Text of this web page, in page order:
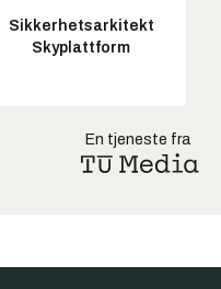
Sikkerhetsarkitekt
Skyplattform
En tjeneste fra